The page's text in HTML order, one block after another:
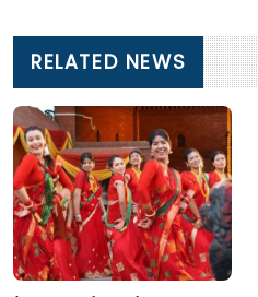
RELATED NEWS